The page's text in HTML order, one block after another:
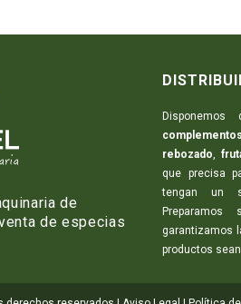
de
de especias
rebozado,
que precisa
tengan un
garantizamos
productos